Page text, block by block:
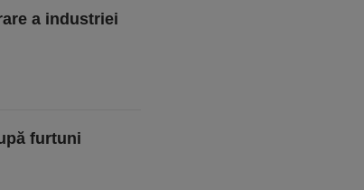
a industriei
furtuni